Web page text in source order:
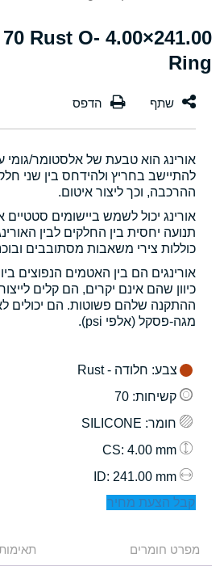
70 Rust O-
Ring
אורינג הוא טבעת של אלסטומר/גומי
להתיישב בחריץ ולהידחס בין שני
ההרכבה, וכך ליצור איטום.
אורינג יכול לשמש ביישומים סטטיים
תנועה יחסית בין החלקים לבין
כוללות צירי משאבות מסתובבים
אורינגים הם בין האטמים הנפוצים
כיוון שהם אינם יקרים, הם קלים
ההתקנה שלהם פשוטות. הם יכולים
מגה-פסקל (אלפי psi).
צבע: חלודה - Rust
קשיחות: 70
חומר: SILICONE
: 4.00 mm
: 241.00 mm
קבל הצעת מחיר
מפרט חומרים